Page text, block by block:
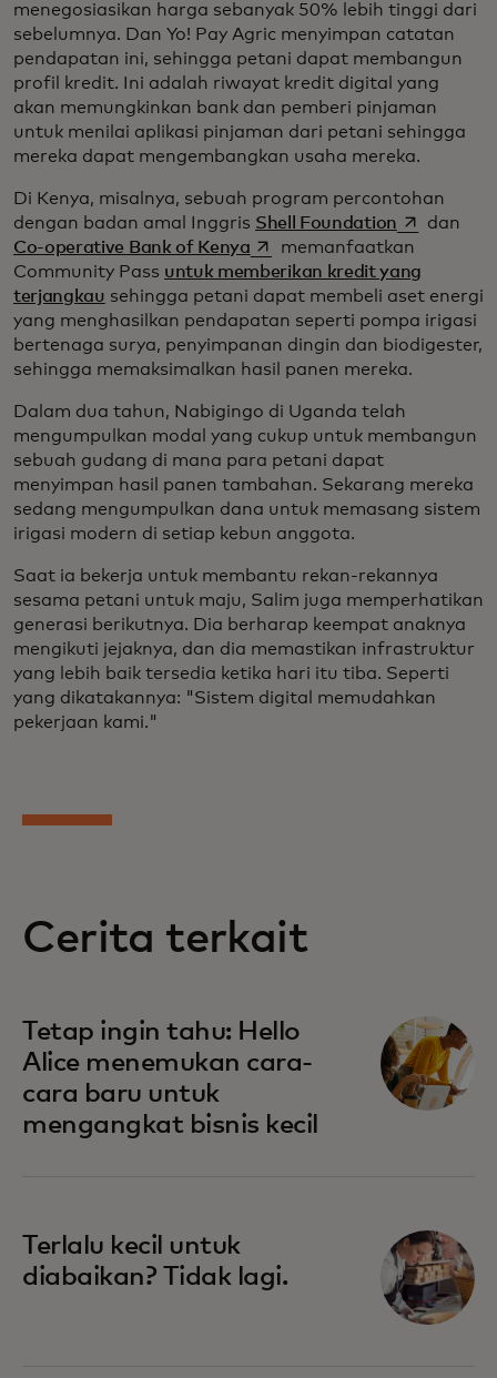
menegosiasikan harga sebanyak 50% lebih tinggi dari
sebelumnya. Dan Yo! Pay Agric menyimpan catatan
pendapatan ini, sehingga petani dapat membangun
profil kredit. Ini adalah riwayat kredit digital yang
akan memungkinkan bank dan pemberi pinjaman
untuk menilai aplikasi pinjaman dari petani sehingga
mereka dapat mengembangkan usaha mereka.
Di Kenya, misalnya, sebuah program percontohan
dengan badan amal Inggris Shell Foundationopens in a
dan
Co-operative Bank of Kenyaopens in a new tab
memanfaatkan
Community Pass untuk memberikan kredit yang
terjangkau sehingga petani dapat membeli aset energi
yang menghasilkan pendapatan seperti pompa irigasi
bertenaga surya, penyimpanan dingin dan biodigester,
sehingga memaksimalkan hasil panen mereka.
Dalam dua tahun, Nabigingo di Uganda telah
mengumpulkan modal yang cukup untuk membangun
sebuah gudang di mana para petani dapat
menyimpan hasil panen tambahan. Sekarang mereka
sedang mengumpulkan dana untuk memasang sistem
irigasi modern di setiap kebun anggota.
Saat ia bekerja untuk membantu rekan-rekannya
sesama petani untuk maju, Salim juga memperhatikan
generasi berikutnya. Dia berharap keempat anaknya
mengikuti jejaknya, dan dia memastikan infrastruktur
yang lebih baik tersedia ketika hari itu tiba. Seperti
yang dikatakannya: "Sistem digital memudahkan
pekerjaan kami."
Cerita terkait
Tetap ingin tahu: Hello
Alice menemukan cara-
cara baru untuk
mengangkat bisnis kecil
Terlalu kecil untuk
diabaikan? Tidak lagi.